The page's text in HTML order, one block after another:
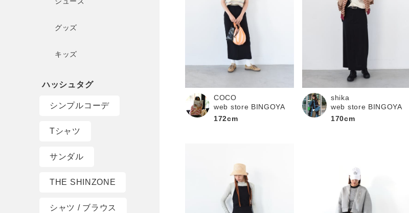
グッズ
キッズ
シンプルコーデ
Tシャツ
サンダル
THE SHINZONE
シャツ / ブラウス
COCO
web store BINGOYA
172cm
shika
web store BINGOYA
170cm